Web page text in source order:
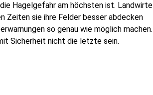
Hagelgefahr am höchsten ist. Landwirte
Zeiten sie ihre Felder besser abdecken
so genau wie möglich machen.
Sicherheit nicht die letzte sein.